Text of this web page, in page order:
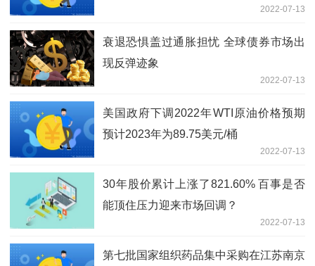
2022-07-13
衰退恐惧盖过通胀担忧 全球债券市场出
现反弹迹象
2022-07-13
美国政府下调2022年WTI原油价格预期
预计2023年为89.75美元/桶
2022-07-13
30年股价累计上涨了821.60% 百事是否
能顶住压力迎来市场回调？
2022-07-13
第七批国家组织药品集中采购在江苏南京